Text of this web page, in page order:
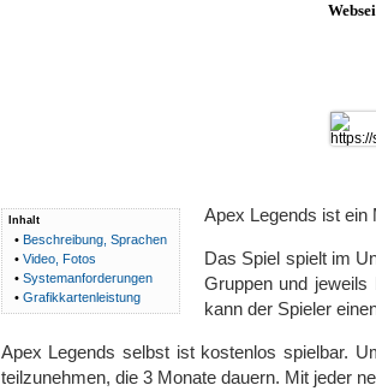
Inhalt
• Beschreibung, Sprachen
• Video, Fotos
• Systemanforderungen
• Grafikkartenleistung
Apex Legends ist ein
Das Spiel spielt im
Gruppen und
kann der Spieler
Apex Legends selbst ist kostenlos spielbar.
teilzunehmen, die 3 Monate dauern. Mit jeder